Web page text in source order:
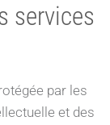
services
par les
et des